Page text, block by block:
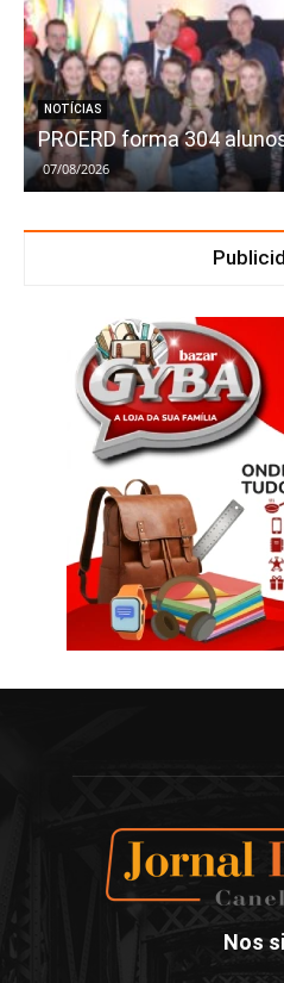
NOTÍCIAS
PROERD forma 304
07/08/2026
Nos